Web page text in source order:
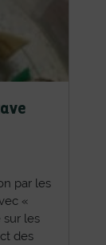
par les
«
sur les
des